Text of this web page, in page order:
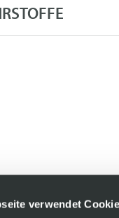
verwendet